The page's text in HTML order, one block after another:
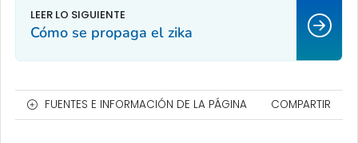
Cómo se propaga el zika
FUENTES E INFORMACIÓN DE LA PÁGINA COMPARTIR